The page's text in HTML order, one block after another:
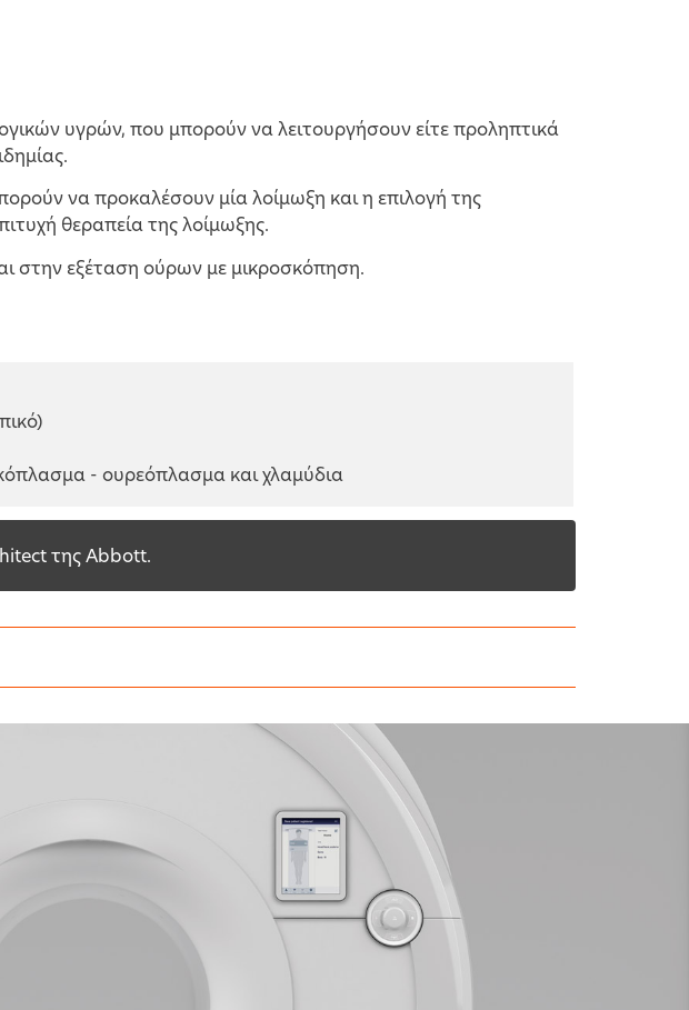
υγρών, που μπορούν να λειτουργήσουν είτε προληπτικά
να προκαλέσουν μία λοίμωξη και η επιλογή της
θεραπεία της λοίμωξης.
στην εξέταση ούρων με μικροσκόπηση.
- ουρεόπλασμα και χλαμύδια
της Abbott.